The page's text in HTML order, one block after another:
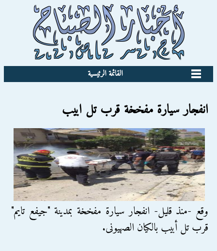
القائمة الرئيسية
انفجار سيارة مفخخة قرب تل ابيب
وقع -منذ قليل- انفجار سيارة مفخخة بمدينة "جيفع تايم"
قرب تل أبيب بالكيان الصهيونى.